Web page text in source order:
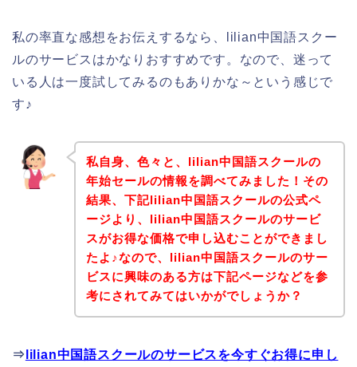
私の率直な感想をお伝えするなら、lilian中国語スクー
ルのサービスはかなりおすすめです。なので、迷って
いる人は一度試してみるのもありかな～という感じで
す♪
私自身、色々と、lilian中国語スクールの
年始セールの情報を調べてみました！その
結果、下記lilian中国語スクールの公式ペ
ージより、lilian中国語スクールのサービ
スがお得な価格で申し込むことができまし
たよ♪なので、lilian中国語スクールのサー
ビスに興味のある方は下記ページなどを参
考にされてみてはいかがでしょうか？
⇒ lilian中国語スクールのサービスを今すぐお得に申し